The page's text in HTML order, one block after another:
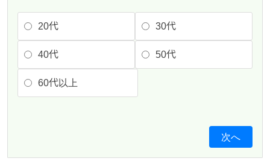
20代 30代
40代 50代
60代以上
次へ